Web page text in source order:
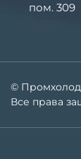
пом. 309
© Промхолод
Все права